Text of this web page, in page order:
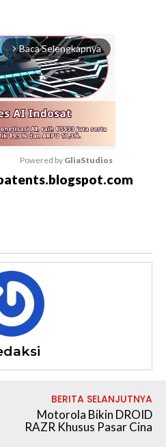
arrow_forward_ios Baca Selengkapnya
M
Powered by GliaStudios
BERITA SELANJUTNYA
Motorola Bikin DROID
RAZR Khusus Pasar Cina